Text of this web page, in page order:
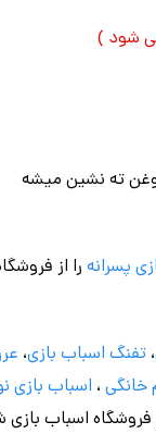
شود )
ته نشین میشه
پسرانه را از
، تفنگ اسباب بازی،
خانگی ، اسباب بازی
فروشگاه اسباب بازی